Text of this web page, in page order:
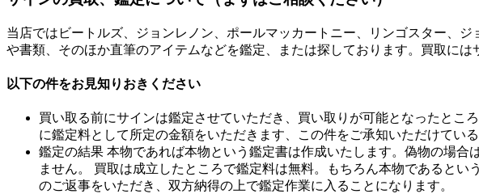
当店ではビートルズ、ジョンレノン、ポールマッカートニー、リンゴスター、
や書類、そのほか直筆のアイテムなどを鑑定、または探しております。買取には
以下の件をお見知りおきください
買い取る前にサインは鑑定させていただき、買い取りが可能となったとこ
に鑑定料として所定の金額をいただきます、この件をご承知いただけてい
鑑定の結果 本物であれば本物という鑑定書は作成いたします。偽物の場合
ません。 買取は成立したところで鑑定料は無料。もちろん本物であると
のご返事をいただき、双方納得の上で鑑定作業に入ることになります。